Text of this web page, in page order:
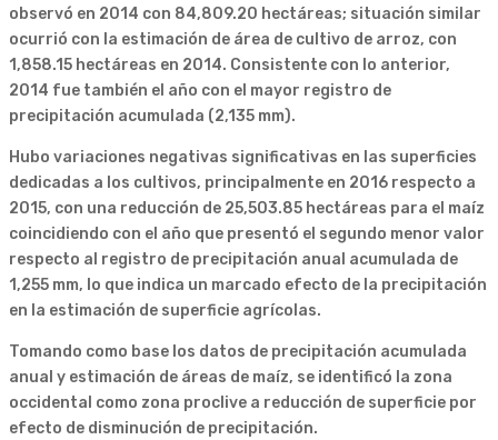
observó en 2014 con 84,809.20 hectáreas; situación similar
ocurrió con la estimación de área de cultivo de arroz, con
1,858.15 hectáreas en 2014. Consistente con lo anterior,
2014 fue también el año con el mayor registro de
precipitación acumulada (2,135 mm).
Hubo variaciones negativas significativas en las superficies
dedicadas a los cultivos, principalmente en 2016 respecto a
2015, con una reducción de 25,503.85 hectáreas para el maíz
coincidiendo con el año que presentó el segundo menor valor
respecto al registro de precipitación anual acumulada de
1,255 mm, lo que indica un marcado efecto de la precipitación
en la estimación de superficie agrícolas.
Tomando como base los datos de precipitación acumulada
anual y estimación de áreas de maíz, se identificó la zona
occidental como zona proclive a reducción de superficie por
efecto de disminución de precipitación.